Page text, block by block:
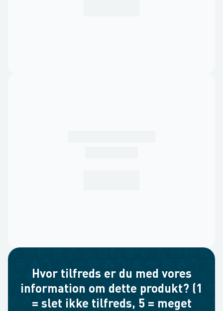
Hvor tilfreds er du med vores
information om dette produkt? (1
= slet ikke tilfreds, 5 = meget